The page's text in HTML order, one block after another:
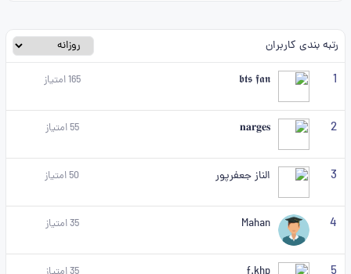
رتبه بندی کاربران
1
𝖇𝖙𝖘 𝖋𝖆𝖓
165امتیاز
2
𝐧𝐚𝐫𝐠𝐞𝐬
55امتیاز
3 الناز جعفرپور 50امتیاز
4
Mahan
35امتیاز